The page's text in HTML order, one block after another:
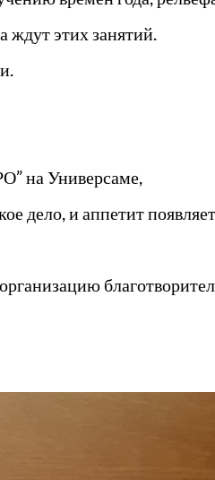
ждут этих занятий.
на Универсаме,
дело, и аппетит